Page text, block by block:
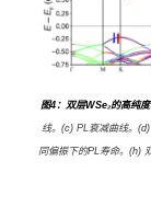
图4：双层WSe₂的高纯度
线。(c) PL衰减曲线。
同偏振下的PL寿命。(h)